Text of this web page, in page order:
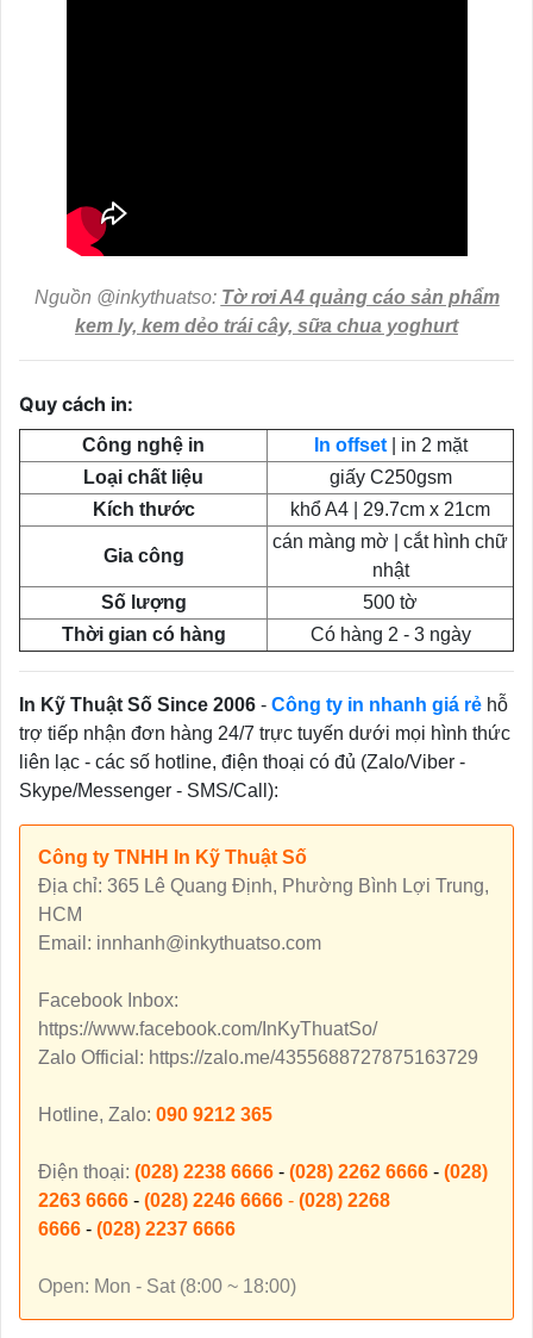
Nguồn @inkythuatso: Tờ rơi A4 quảng cáo sản phẩm
kem ly, kem dẻo trái cây, sữa chua yoghurt
Quy cách in:
Công nghệ in In offset| in 2 mặt
Loại chất liệu
giấy C250gsm
Kích thước
khổ A4 | 29.7cm x 21cm
Gia công
cán màng mờ | cắt hình chữ
nhật
Số lượng
500 tờ
Thời gian có hàng
Có hàng 2 - 3 ngày
In Kỹ Thuật Số Since 2006 - Công ty in nhanh giá rẻ hỗ
trợ tiếp nhận đơn hàng 24/7 trực tuyến dưới mọi hình thức
liên lạc - các số hotline, điện thoại có đủ (Zalo/Viber -
Skype/Messenger - SMS/Call):
Công ty TNHH In Kỹ Thuật Số
Địa chỉ: 365 Lê Quang Định, Phường Bình Lợi Trung,
HCM
Email: innhanh@inkythuatso.com
Facebook Inbox:
https://www.facebook.com/InKyThuatSo/
Zalo Official: https://zalo.me/4355688727875163729
Hotline, Zalo: 090 9212 365
Điện thoại: (028) 2238 6666 - (028) 2262 6666 - (028)
2263 6666 - (028) 2246 6666 - (028) 2268
6666 - (028) 2237 6666
Open: Mon - Sat (8:00 ~ 18:00)